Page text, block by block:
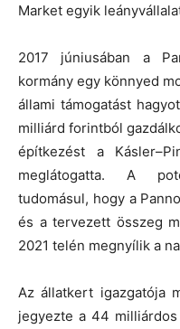
Market egyik
2017 júniusában a
kormány egy könnyed
állami támogatást
milliárd forintból
építkezést a
meglátogatta. A
tudomásul, hogy a
és a tervezett összeg
2021 telén megnyílik a
Az állatkert igazgatója
jegyezte a 44